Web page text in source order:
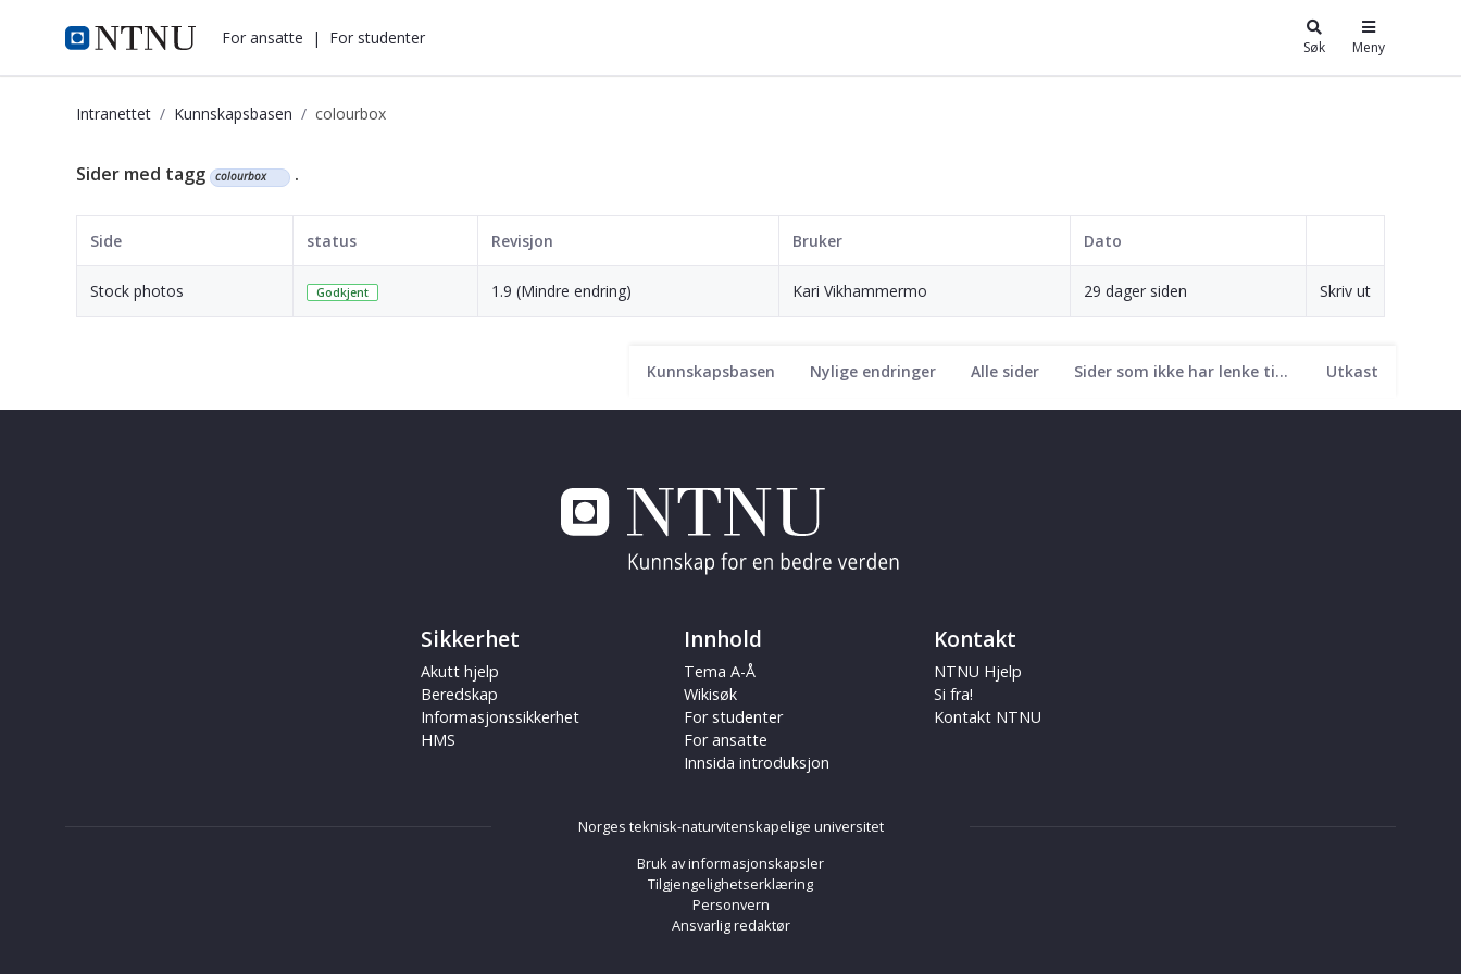
i.ntnu.no For ansatte | For studenter Søk Meny
Intranettet Kunnskapsbasen colourbox
Kunnskapsbasen
Kunnskapsbasen Nylige endringer Alle sider Sider som ikke har lenke til seg Utkast
Sider med tagg colourbox .
Side status Revisjon Bruker Dato
Stock photos Godkjent 1.9 (Mindre endring) Kari Vikhammermo 29 dager siden Skriv ut
Sikkerhet
Akutt hjelp
Beredskap
Informasjonssikkerhet
HMS
Innhold
Tema A-Å
Wikisøk
For studenter
For ansatte
Innsida introduksjon
Kontakt
NTNU Hjelp
Si fra!
Kontakt NTNU
Norges teknisk-naturvitenskapelige universitet
Bruk av informasjonskapsler
Tilgjengelighetserklæring
Personvern
Ansvarlig redaktør